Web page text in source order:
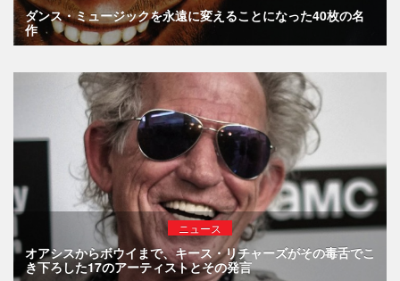
ダンス・ミュージックを永遠に変えることになった40枚の名
作
ニュース
オアシスからボウイまで、キース・リチャーズがその毒舌でこ
き下ろした17のアーティストとその発言